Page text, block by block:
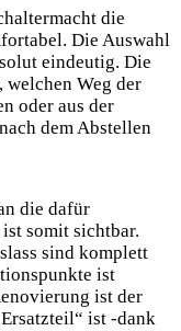
die
Die Auswahl
eindeutig. Die
Weg der
oder aus der
dem Abstellen
die dafür
somit sichtbar.
sind komplett
ist
ist der
ist -dank